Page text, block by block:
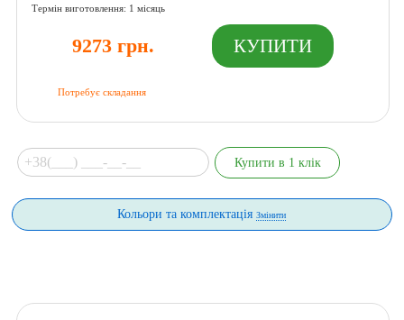
Термін виготовлення: 1 місяць
9273 грн.
Потребує складання
Кольори та комплектаціяЗмінити